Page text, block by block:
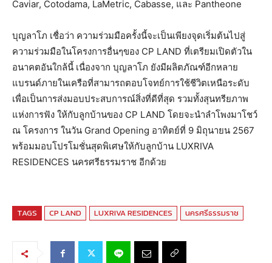
Caviar, Cotodama, LaMetric, Cabasse, และ Pantheone
บุญลาโภ เชื่อว่า ความร่วมมือครั้งนี้จะเป็นเพียงจุดเริ่มต้นไปสู่
ความร่วมมือในโครงการอื่นๆของ CP LAND ที่เตรียมเปิดตัวใน
อนาคตอันใกล้นี้ เนื่องจาก บุญลาโภ ยังมีผลิตภัณฑ์อีกหลาย
แบรนด์ภายในเครือที่สามารถตอบโจทย์การใช้ชีวิตเหนือระดับ
เพื่อเป็นการส่งมอบประสบการณ์สิ่งที่ดีที่สุด รวมทั้งสุนทรียภาพ
แห่งการฟัง ให้กับลูกบ้านของ CP LAND โดยจะนำลำโพงมาโชว์
ณ โครงการ ในวัน Grand Opening อาทิตย์ที่ 9 มิถุนายน 2567
พร้อมมอบโปรโมชั่นสุดพิเศษให้กับลูกบ้าน LUXRIVA
RESIDENCES นครศรีธรรมราช อีกด้วย
TAGS CP LAND LUXRIVA RESIDENCES นครศรีธรรมราช